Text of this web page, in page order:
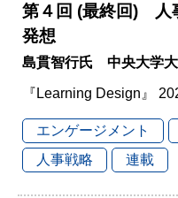
第４回 (最終回) 人
発想
島貫智行氏 中央大学
『Learning Design』
エンゲージメント
人事戦略
連載